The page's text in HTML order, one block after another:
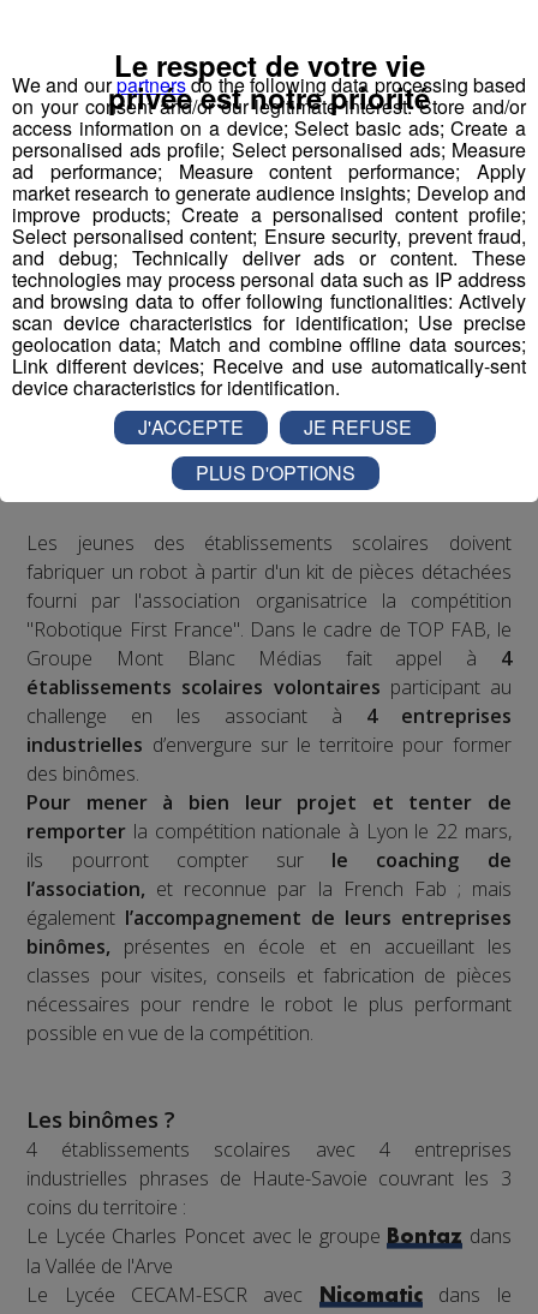
nouvelle perception désirable suscitée pour la cuisine
suite à l’impulsion et la récurrence média depuis 15 ans.
L’ambition ?
FABriquer la nouvelle perception du monde industriel
avec les jeunes comme acteurs et ambassadeurs de la
filière.
La méthode ?
Vulgariser l’industrie en la rendant ludiqueavec le
prétexte du robot : de la fabrication d’un robot par des
collégiens et lycéens sur plusieurs mois à leur
participation à une compétition apprenante de robots le
"First Tech Challenge" en points d’orgue, avec leur robot
Les jeunes des établissements scolaires doivent
fabriquer un robot à partir d'un kit de pièces détachées
fourni par l'association organisatrice la compétition
"Robotique First France". Dans le cadre de TOP FAB, le
Groupe Mont Blanc Médias fait appel à 4
établissements scolaires volontaires participant au
challenge en les associant à 4 entreprises
industrielles d’envergure sur le territoire pour former
des binômes.
Pour mener à bien leur projet et tenter de
remporter la compétition nationale à Lyon le 22 mars,
ils pourront compter sur le coaching de
l’association, et reconnue par la French Fab ; mais
également l’accompagnement de leurs entreprises
binômes, présentes en école et en accueillant les
classes pour visites, conseils et fabrication de pièces
nécessaires pour rendre le robot le plus performant
possible en vue de la compétition.
Les binômes ?
4 établissements scolaires avec 4 entreprises
industrielles phrases de Haute-Savoie couvrant les 3
coins du territoire :
Le Lycée Charles Poncet avec le groupeBontaz dans
la Vallée de l'Arve
Le Lycée CECAM-ESCR avec
Nicomaticdans le
We and ourpartnersdo the following data processing based
on your consent and/or our legitimate interest: Store and/or
access information on a device; Select basic ads; Create a
personalised ads profile; Select personalised ads; Measure
ad performance; Measure content performance; Apply
market research to generate audience insights; Develop and
improve products; Create a personalised content profile;
Select personalised content; Ensure security, prevent fraud,
and debug; Technically deliver ads or content. These
technologies may process personal data such as IP address
and browsing data to offer following functionalities: Actively
scan device characteristics for identification; Use precise
geolocation data; Match and combine offline data sources;
Link different devices; Receive and use automatically-sent
device characteristics for identification.
Le respect de votre vie
privée est notre priorité
J'ACCEPTE
JE REFUSE
PLUS D'OPTIONS